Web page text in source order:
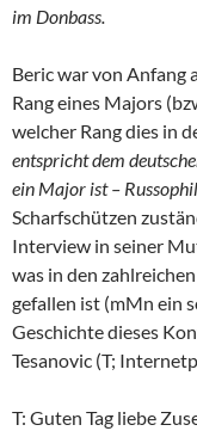
im Donbass.
Beric war von Anfang
Rang eines Majors
welcher Rang dies in
entspricht dem
ein Major ist –
Scharfschützen
Interview in seiner
was in den
gefallen ist (mMn ein
Geschichte dieses
Tesanovic (T;
T: Guten Tag liebe